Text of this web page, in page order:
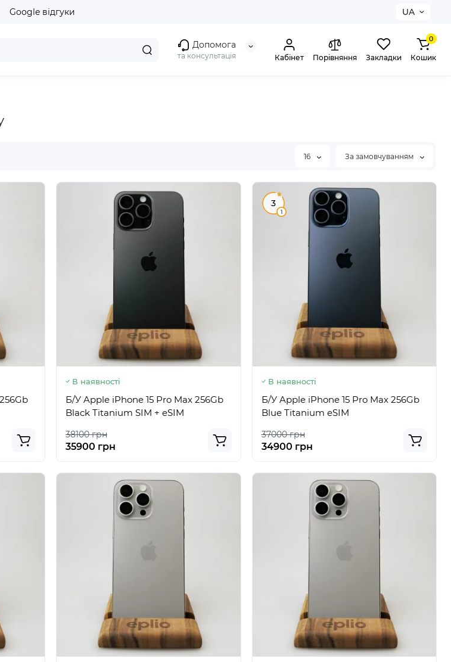
Google відгуки UA
Допомога
та консультація Кабінет Порівняння Закладки
0
Кошик
16 За замовчуванням
В наявності
Б/У Apple iPhone 15 Pro Max 256Gb
Black Titanium SIM + eSIM
38100 грн
35900 грн
3
1
В наявності
Б/У Apple iPhone 15 Pro Max 256Gb
Blue Titanium eSIM
37000 грн
34900 грн